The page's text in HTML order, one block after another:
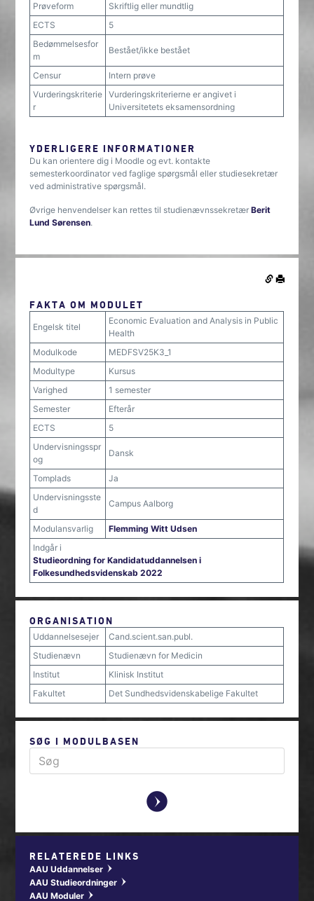
Prøveform
Skriftlig eller mundtlig
ECTS
5
Bedømmelsesfor
m
Bestået/ikke bestået
Censur
Intern prøve
Vurderingskriterie
r
Vurderingskriterierne er angivet i
Universitetets eksamensordning
YDERLIGERE INFORMATIONER
Du kan orientere dig i Moodle og evt. kontakte
semesterkoordinator ved faglige spørgsmål eller studiesekretær
ved administrative spørgsmål.
Øvrige henvendelser kan rettes til studienævnssekretærBerit
Lund Sørensen.
FAKTA OM MODULET
Engelsk titel
Economic Evaluation and Analysis in Public
Health
Modulkode
MEDFSV25K3_1
Modultype
Kursus
Varighed
1 semester
Semester
Efterår
ECTS
5
Undervisningsspr
og
Dansk
Tomplads
Ja
Undervisningsste
d
Campus Aalborg
Modulansvarlig
Flemming Witt Udsen
Indgår i
Studieordning for Kandidatuddannelsen i
Folkesundhedsvidenskab 2022
ORGANISATION
Uddannelsesejer
Cand.scient.san.publ.
Studienævn
Studienævn for Medicin
Institut
Klinisk Institut
Fakultet
Det Sundhedsvidenskabelige Fakultet
SØG I MODULBASEN
y
RELATEREDE LINKS
AAU Uddannelser w
AAU Studieordninger w
AAU Moduler w